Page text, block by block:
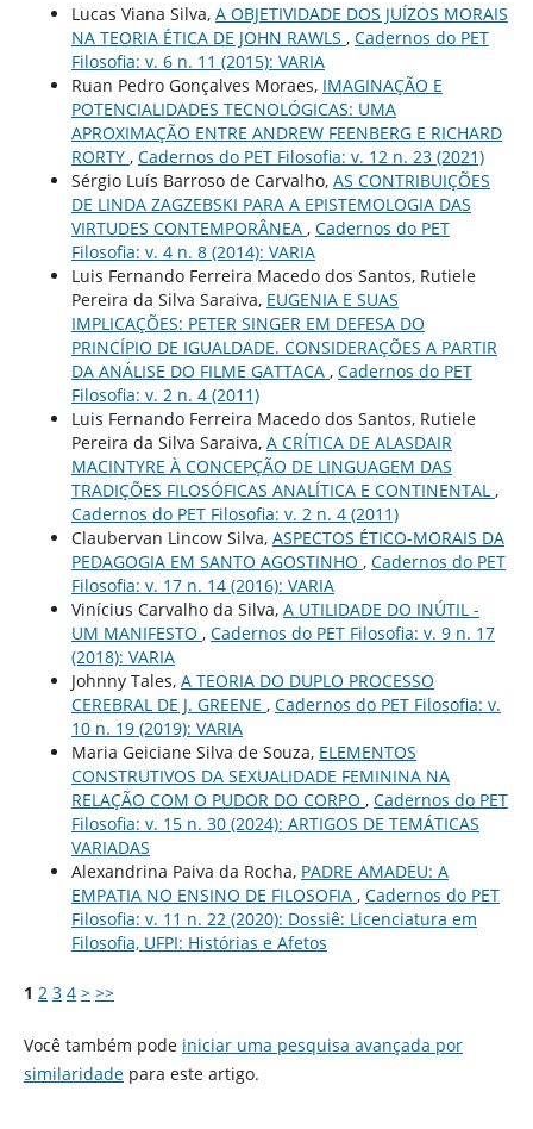
Lucas Viana Silva, A OBJETIVIDADE DOS JUÍZOS MORAIS
NA TEORIA ÉTICA DE JOHN RAWLS , Cadernos do PET
Filosofia: v. 6 n. 11 (2015): VARIA
Ruan Pedro Gonçalves Moraes, IMAGINAÇÃO E
POTENCIALIDADES TECNOLÓGICAS: UMA
APROXIMAÇÃO ENTRE ANDREW FEENBERG E RICHARD
RORTY , Cadernos do PET Filosofia: v. 12 n. 23 (2021)
Sérgio Luís Barroso de Carvalho, AS CONTRIBUIÇÕES
DE LINDA ZAGZEBSKI PARA A EPISTEMOLOGIA DAS
VIRTUDES CONTEMPORÂNEA , Cadernos do PET
Filosofia: v. 4 n. 8 (2014): VARIA
Luis Fernando Ferreira Macedo dos Santos, Rutiele
Pereira da Silva Saraiva, EUGENIA E SUAS
IMPLICAÇÕES: PETER SINGER EM DEFESA DO
PRINCÍPIO DE IGUALDADE. CONSIDERAÇÕES A PARTIR
DA ANÁLISE DO FILME GATTACA , Cadernos do PET
Filosofia: v. 2 n. 4 (2011)
Luis Fernando Ferreira Macedo dos Santos, Rutiele
Pereira da Silva Saraiva, A CRÍTICA DE ALASDAIR
MACINTYRE À CONCEPÇÃO DE LINGUAGEM DAS
TRADIÇÕES FILOSÓFICAS ANALÍTICA E CONTINENTAL ,
Cadernos do PET Filosofia: v. 2 n. 4 (2011)
Claubervan Lincow Silva, ASPECTOS ÉTICO-MORAIS DA
PEDAGOGIA EM SANTO AGOSTINHO , Cadernos do PET
Filosofia: v. 17 n. 14 (2016): VARIA
Vinícius Carvalho da Silva, A UTILIDADE DO INÚTIL -
UM MANIFESTO , Cadernos do PET Filosofia: v. 9 n. 17
(2018): VARIA
Johnny Tales, A TEORIA DO DUPLO PROCESSO
CEREBRAL DE J. GREENE , Cadernos do PET Filosofia: v.
10 n. 19 (2019): VARIA
Maria Geiciane Silva de Souza, ELEMENTOS
CONSTRUTIVOS DA SEXUALIDADE FEMININA NA
RELAÇÃO COM O PUDOR DO CORPO , Cadernos do PET
Filosofia: v. 15 n. 30 (2024): ARTIGOS DE TEMÁTICAS
VARIADAS
Alexandrina Paiva da Rocha, PADRE AMADEU: A
EMPATIA NO ENSINO DE FILOSOFIA , Cadernos do PET
Filosofia: v. 11 n. 22 (2020): Dossiê: Licenciatura em
Filosofia, UFPI: Histórias e Afetos
1 2 3 4 > >>
Você também pode iniciar uma pesquisa avançada por
similaridadepara este artigo.